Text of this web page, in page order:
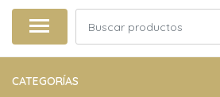
CATEGORÍAS